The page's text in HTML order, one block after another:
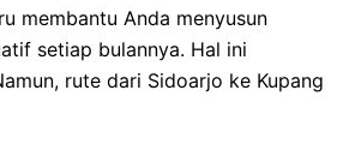
membantu Anda menyusun
setiap bulannya. Hal ini
rute dari Sidoarjo ke Kupang